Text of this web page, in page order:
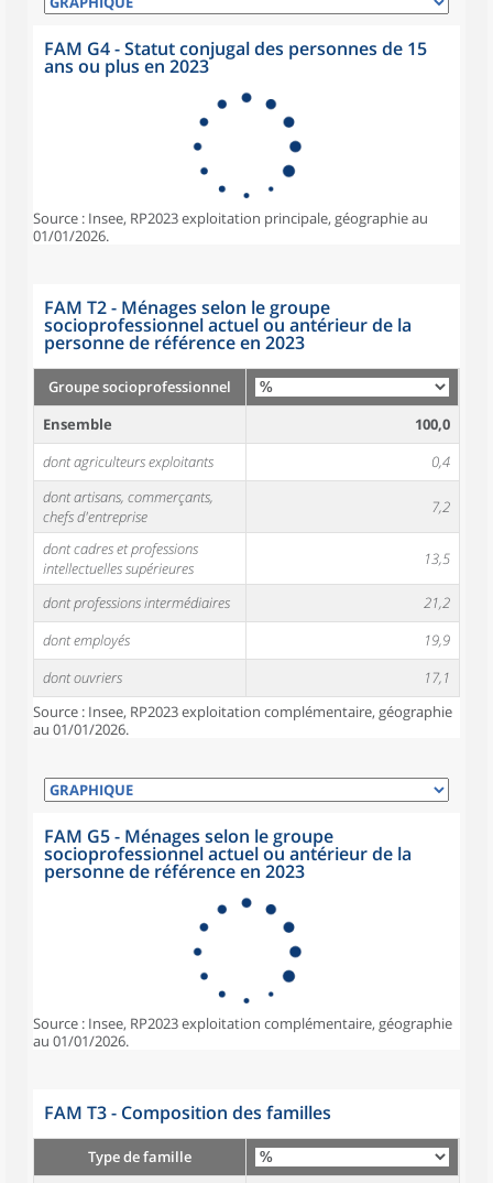
FAM G4 - Statut conjugal des personnes de 15
ans ou plus en 2023
Source : Insee, RP2023 exploitation principale, géographie au
01/01/2026.
FAM T2 - Ménages selon le groupe
socioprofessionnel actuel ou antérieur de la
personne de référence en 2023
Groupe socioprofessionnel
Ensemble
100,0
dont agriculteurs exploitants
0,4
dont artisans, commerçants,
chefs d'entreprise
7,2
dont cadres et professions
intellectuelles supérieures
13,5
dont professions intermédiaires
21,2
dont employés
19,9
dont ouvriers
17,1
Source : Insee, RP2023 exploitation complémentaire, géographie
au 01/01/2026.
FAM G5 - Ménages selon le groupe
socioprofessionnel actuel ou antérieur de la
personne de référence en 2023
Source : Insee, RP2023 exploitation complémentaire, géographie
au 01/01/2026.
FAM T3 - Composition des familles
Type de famille